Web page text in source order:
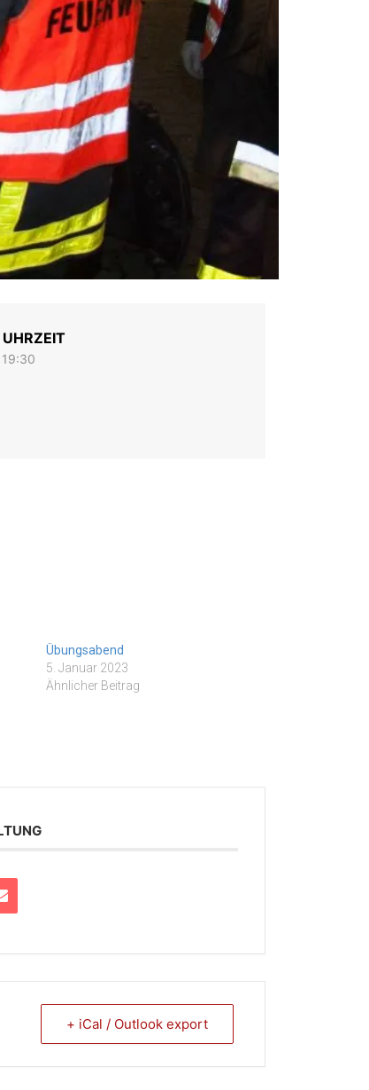
UHRZEIT
19:30
Übungsabend
5. Januar 2023
Ähnlicher Beitrag
+ iCal / Outlook export